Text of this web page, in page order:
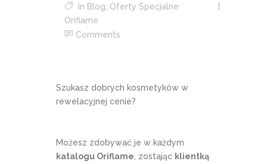
In Blog Oferty Specjalne
Oriflame
Comments
Szukasz dobrych kosmetyków w
rewelacyjnej cenie?
Możesz zdobywać je w każdym
katalogu Oriflame , zostając klientką